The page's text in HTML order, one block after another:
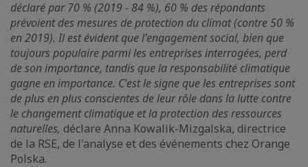
déclaré par 70 % (2019 - 84 %), 60 % des répondants
prévoient des mesures de protection du climat (contre 50 %
en 2019). Il est évident que l'engagement social, bien que
toujours populaire parmi les entreprises interrogées, perd
de son importance, tandis que la responsabilité climatique
gagne en importance. C'est le signe que les entreprises sont
de plus en plus conscientes de leur rôle dans la lutte contre
le changement climatique et la protection des ressources
naturelles, déclare Anna Kowalik-Mizgalska, directrice
de la RSE, de l'analyse et des événements chez Orange
Polska.